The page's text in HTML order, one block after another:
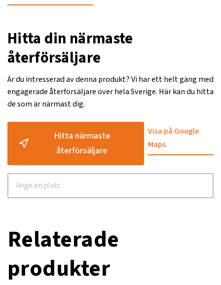
Hitta din närmaste
återförsäljare
Är du intresserad av denna produkt? Vi har ett helt gäng med
engagerade återförsäljare över hela Sverige. Här kan du hitta
de som är närmast dig.
Hitta närmaste
återförsäljare
Visa på Google
Maps
Relaterade
produkter